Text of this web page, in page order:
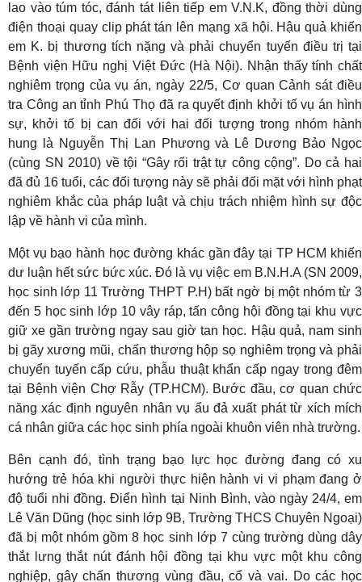
lao vào túm tóc, đánh tát liên tiếp em V.N.K, đồng thời dùng
điện thoại quay clip phát tán lên mạng xã hội. Hậu quả khiến
em K. bị thương tích nặng và phải chuyển tuyến điều trị tại
Bệnh viện Hữu nghị Việt Đức (Hà Nội). Nhận thấy tính chất
nghiêm trọng của vụ án, ngày 22/5, Cơ quan Cảnh sát điều
tra Công an tỉnh Phú Thọ đã ra quyết định khởi tố vụ án hình
sự, khởi tố bị can đối với hai đối tượng trong nhóm hành
hung là Nguyễn Thị Lan Phương và Lê Dương Bảo Ngọc
(cùng SN 2010) về tội “Gây rối trật tự công cộng”. Do cả hai
đã đủ 16 tuổi, các đối tượng này sẽ phải đối mặt với hình phạt
nghiêm khắc của pháp luật và chịu trách nhiệm hình sự độc
lập về hành vi của mình.
Một vụ bạo hành học đường khác gần đây tại TP HCM khiến
dư luận hết sức bức xúc. Đó là vụ việc em B.N.H.A (SN 2009,
học sinh lớp 11 Trường THPT P.H) bất ngờ bị một nhóm từ 3
đến 5 học sinh lớp 10 vây ráp, tấn công hội đồng tại khu vực
giữ xe gần trường ngay sau giờ tan học. Hậu quả, nam sinh
bị gãy xương mũi, chấn thương hộp sọ nghiêm trọng và phải
chuyển tuyến cấp cứu, phẫu thuật khẩn cấp ngay trong đêm
tại Bệnh viện Chợ Rẫy (TP.HCM). Bước đầu, cơ quan chức
năng xác định nguyên nhân vụ ẩu đả xuất phát từ xích mích
cá nhân giữa các học sinh phía ngoài khuôn viên nhà trường.
Bên cạnh đó, tình trạng bạo lực học đường đang có xu
hướng trẻ hóa khi người thực hiện hành vi vi phạm đang ở
độ tuổi nhi đồng. Điển hình tại Ninh Bình, vào ngày 24/4, em
Lê Văn Dũng (học sinh lớp 9B, Trường THCS Chuyên Ngoại)
đã bị một nhóm gồm 8 học sinh lớp 7 cùng trường dùng dây
thắt lưng thắt nút đánh hội đồng tại khu vực một khu công
nghiệp, gây chấn thương vùng đầu, cổ và vai. Do các học